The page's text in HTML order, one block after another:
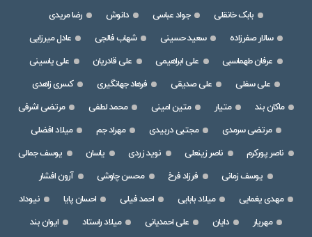
بابک خانقلی
جواد عباسی دانوش
رضا مریدی
سالار صفرزاده
سعید حسینی شهاب فالجی
عادل میرزایی
عرفان طهماسبی
علی ابراهیمی علی قادریان
علی یاسینی
علی سفلی
علی صدیقی فرهاد جهانگیری
کسری زاهدی
ماکان بند
متیار متین امینی محمد لطفی
مرتضی اشرفی
مرتضی سرمدی
مجتبی دربیدی مهراد جم
میلاد افضلی
ناصر پورکرم
ناصر زینعلی نوید زردی یاسان
یوسف جمالی
یوسف زمانی
فرزاد فرخ محسن چاوشی
آرون افشار
مهدی یغمایی
میلاد بابایی احمد فیلی احسان پایا
نیوداد
مهریار
دایان علی احمدیانی میلاد راستاد ایوان بند